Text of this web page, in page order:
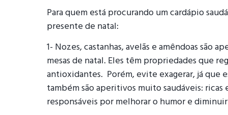
Para quem está procurando um cardápio
presente de natal:
1- Nozes, castanhas, avelãs e amêndoas são
mesas de natal. Eles têm propriedades que
antioxidantes. Porém, evite exagerar, já que
também são aperitivos muito saudáveis:
responsáveis por melhorar o humor e